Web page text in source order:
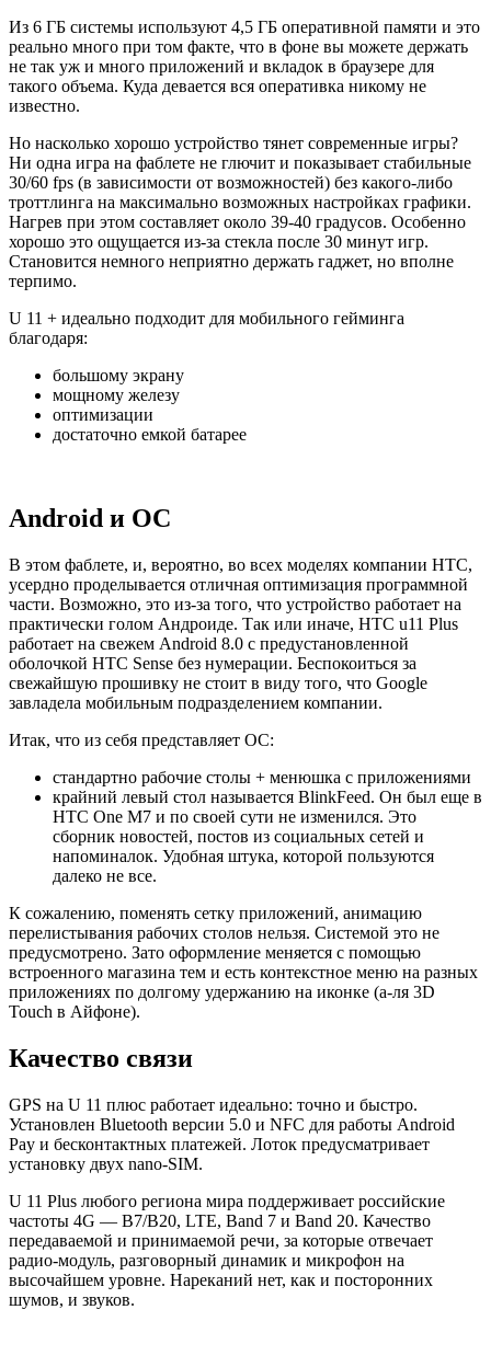
Из 6 ГБ системы используют 4,5 ГБ оперативной памяти и это
реально много при том факте, что в фоне вы можете держать
не так уж и много приложений и вкладок в браузере для
такого объема. Куда девается вся оперативка никому не
известно.
Но насколько хорошо устройство тянет современные игры?
Ни одна игра на фаблете не глючит и показывает стабильные
30/60 fps (в зависимости от возможностей) без какого-либо
троттлинга на максимально возможных настройках графики.
Нагрев при этом составляет около 39-40 градусов. Особенно
хорошо это ощущается из-за стекла после 30 минут игр.
Становится немного неприятно держать гаджет, но вполне
терпимо.
U 11 + идеально подходит для мобильного гейминга
благодаря:
большому экрану
мощному железу
оптимизации
достаточно емкой батарее
Android и ОС
В этом фаблете, и, вероятно, во всех моделях компании НТС,
усердно проделывается отличная оптимизация программной
части. Возможно, это из-за того, что устройство работает на
практически голом Андроиде. Так или иначе, HTC u11 Plus
работает на свежем Android 8.0 с предустановленной
оболочкой HTC Sense без нумерации. Беспокоиться за
свежайшую прошивку не стоит в виду того, что Google
завладела мобильным подразделением компании.
Итак, что из себя представляет ОС:
стандартно рабочие столы + менюшка с приложениями
крайний левый стол называется BlinkFeed. Он был еще в
HTC One M7 и по своей сути не изменился. Это
сборник новостей, постов из социальных сетей и
напоминалок. Удобная штука, которой пользуются
далеко не все.
К сожалению, поменять сетку приложений, анимацию
перелистывания рабочих столов нельзя. Системой это не
предусмотрено. Зато оформление меняется с помощью
встроенного магазина тем и есть контекстное меню на разных
приложениях по долгому удержанию на иконке (а-ля 3D
Touch в Айфоне).
Качество связи
GPS на U 11 плюс работает идеально: точно и быстро.
Установлен Bluetooth версии 5.0 и NFC для работы Android
Pay и бесконтактных платежей. Лоток предусматривает
установку двух nano-SIM.
U 11 Plus любого региона мира поддерживает российские
частоты 4G — B7/B20, LTE, Band 7 и Band 20. Качество
передаваемой и принимаемой речи, за которые отвечает
радио-модуль, разговорный динамик и микрофон на
высочайшем уровне. Нареканий нет, как и посторонних
шумов, и звуков.